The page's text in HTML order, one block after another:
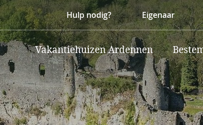
Hulp nodig? Eigenaar
Vakantiehuizen Ardennen